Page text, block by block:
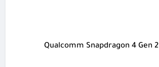
Qualcomm Snapdragon 4 Gen 2